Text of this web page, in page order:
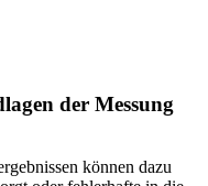
der Messung
können dazu